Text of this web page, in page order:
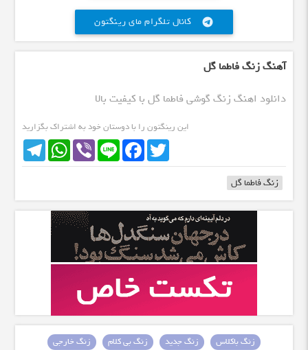
کانال تلگرام مای رینگتون telegram
آهنگ زنگ فاطما گل
دانلود اهنگ زنگ گوشی فاطما گل با کیفیت بالا
این رینگتون را با دوستان خود به اشتراک بگزارید
TelegramWhatsApp Viber Line
FacebookTwitter
زنگ فاطما گل
زنگ باکلاس زنگ جدید زنگ بی کلام
زنگ خارجی